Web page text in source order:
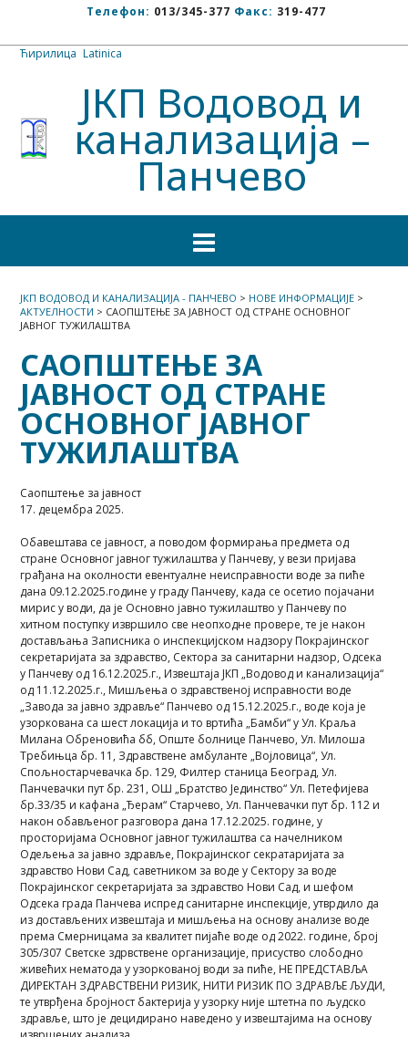
Телефон: 013/345-377 Факс: 319-477
Ћирилица Latinica
ЈКП Водовод и
канализација –
Панчево
ЈКП ВОДОВОД И КАНАЛИЗАЦИЈА - ПАНЧЕВО > НОВЕ ИНФОРМАЦИЈЕ >
АКТУЕЛНОСТИ > САОПШТЕЊЕ ЗА ЈАВНОСТ ОД СТРАНЕ ОСНОВНОГ
ЈАВНОГ ТУЖИЛАШТВА
САОПШТЕЊЕ ЗА
ЈАВНОСТ ОД СТРАНЕ
ОСНОВНОГ ЈАВНОГ
ТУЖИЛАШТВА
Саопштење за јавност
17. децембра 2025.
Обавештава се јавност, а поводом формирања предмета од
стране Основног јавног тужилаштва у Панчеву, у вези пријава
грађана на околности евентуалне неисправности воде за пиће
дана 09.12.2025.године у граду Панчеву, када се осетио појачани
мирис у води, да је Основно јавно тужилаштво у Панчеву по
хитном поступку извршило све неопходне провере, те је након
достављања Записника о инспекцијском надзору Покрајинског
секретаријата за здравство, Сектора за санитарни надзор, Одсека
у Панчеву од 16.12.2025.г., Извештаја ЈКП „Водовод и канализација“
од 11.12.2025.г., Мишљења о здравственој исправности воде
„Завода за јавно здравље“ Панчево од 15.12.2025.г., воде која је
узоркована са шест локација и то вртића „Бамби“ у Ул. Краља
Милана Обреновића бб, Опште болнице Панчево, Ул. Милоша
Требињца бр. 11, Здравствене амбуланте „Војловица“, Ул.
Спољностарчевачка бр. 129, Филтер станица Београд, Ул.
Панчевачки пут бр. 231, ОШ „Братство Јединство“ Ул. Петефијева
бр.33/35 и кафана „Ђерам“ Старчево, Ул. Панчевачки пут бр. 112 и
након обављеног разговора дана 17.12.2025. године, у
просторијама Основног јавног тужилаштва са начелником
Одељења за јавно здравље, Покрајинског секратаријата за
здравство Нови Сад, саветником за воде у Сектору за воде
Покрајинског секретаријата за здравство Нови Сад, и шефом
Одсека града Панчева испред санитарне инспекције, утврдило да
из достављених извештаја и мишљења на основу анализе воде
према Смерницама за квалитет пијаће воде од 2022. године, број
305/307 Светске здрвствене организације, присуство слободно
живећих нематода у узоркованој води за пиће, НЕ ПРЕДСТАВЉА
ДИРЕКТАН ЗДРАВСТВЕНИ РИЗИК, НИТИ РИЗИК ПО ЗДРАВЉЕ ЉУДИ,
те утврђена бројност бактерија у узорку није штетна по људско
здравље, што је децидирано наведено у извештајима на основу